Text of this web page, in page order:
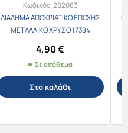
Κωδικός:202083
ΔΙΑΔΗΜΑ ΑΠΟΚΡΙΑΤΙΚΟ ΕΠΟΧΗΣ
ΜΕΤΑΛΛΙΚΟ ΧΡΥΣΟ 17384
4,90€
Σε απόθεμα
Στο καλάθι